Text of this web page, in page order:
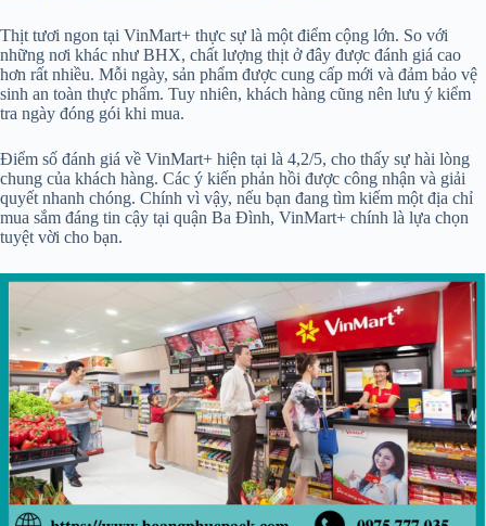
Thịt tươi ngon tại VinMart+ thực sự là một điểm cộng lớn. So với
những nơi khác như BHX, chất lượng thịt ở đây được đánh giá cao
hơn rất nhiều. Mỗi ngày, sản phẩm được cung cấp mới và đảm bảo vệ
sinh an toàn thực phẩm. Tuy nhiên, khách hàng cũng nên lưu ý kiểm
tra ngày đóng gói khi mua.
Điểm số đánh giá về VinMart+ hiện tại là 4,2/5, cho thấy sự hài lòng
chung của khách hàng. Các ý kiến phản hồi được công nhận và giải
quyết nhanh chóng. Chính vì vậy, nếu bạn đang tìm kiếm một địa chỉ
mua sắm đáng tin cậy tại quận Ba Đình, VinMart+ chính là lựa chọn
tuyệt vời cho bạn.